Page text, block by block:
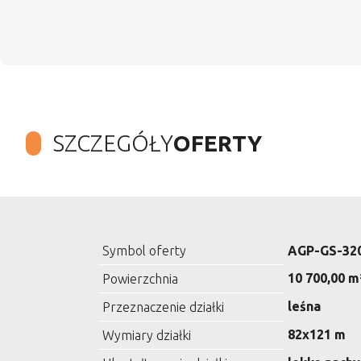
SZCZEGÓŁYOFERTY
Symbol oferty
AGP-GS-
Powierzchnia
10 700,00
Przeznaczenie działki
leśna
Wymiary działki
82x121 m